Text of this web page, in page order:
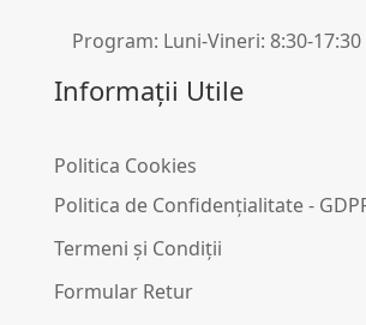
Program: Luni-Vineri: 8:30-17:30
Informații Utile
Politica Cookies
Politica de Confidențialitate -
Termeni și Condiții
Formular Retur